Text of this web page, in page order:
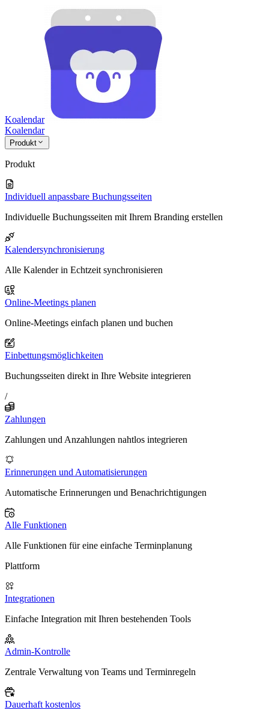
Koalendar
Koalendar
Produkt
Produkt
Individuell anpassbare Buchungsseiten
Individuelle Buchungsseiten mit Ihrem Branding erstellen
Kalendersynchronisierung
Alle Kalender in Echtzeit synchronisieren
Online-Meetings planen
Online-Meetings einfach planen und buchen
Einbettungsmöglichkeiten
Buchungsseiten direkt in Ihre Website integrieren
/
Zahlungen
Zahlungen und Anzahlungen nahtlos integrieren
Erinnerungen und Automatisierungen
Automatische Erinnerungen und Benachrichtigungen
Alle Funktionen
Alle Funktionen für eine einfache Terminplanung
Plattform
Integrationen
Einfache Integration mit Ihren bestehenden Tools
Admin-Kontrolle
Zentrale Verwaltung von Teams und Terminregeln
Dauerhaft kostenlos